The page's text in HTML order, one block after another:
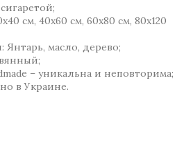
см, 40x60 см, 60x80 см, 80x120
Янтарь, масло, дерево;
– уникальна и неповторима;
в Украине.